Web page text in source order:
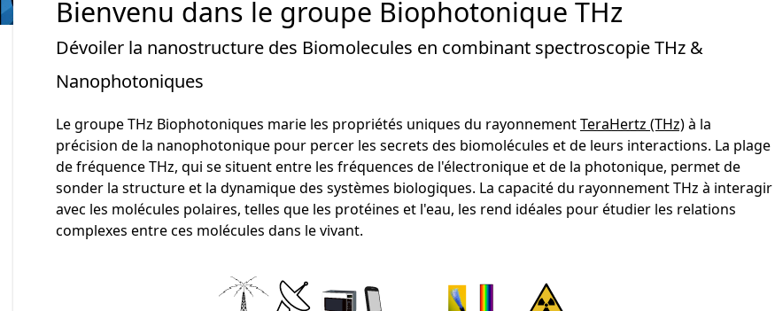
Bienvenu dans le groupe Biophotonique THz
Dévoiler la nanostructure des Biomolecules en combinant spectroscopie THz &
Nanophotoniques
Le groupe THz Biophotoniques marie les propriétés uniques du rayonnementTeraHertz (THz)à la
précision de la nanophotonique pour percer les secrets des biomolécules et de leurs interactions. La plage
de fréquence THz, qui se situent entre les fréquences de l'électronique et de la photonique, permet de
sonder la structure et la dynamique des systèmes biologiques. La capacité du rayonnement THz à interagir
avec les molécules polaires, telles que les protéines et l'eau, les rend idéales pour étudier les relations
complexes entre ces molécules dans le vivant.